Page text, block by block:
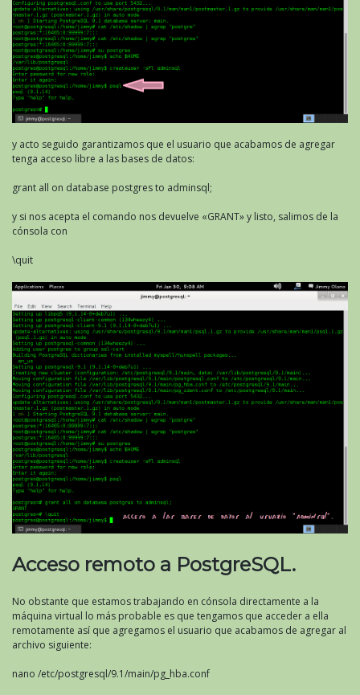
y acto seguido garantizamos que el usuario que acabamos de agregar
tenga acceso libre a las bases de datos:
grant all on database postgres to adminsql;
y si nos acepta el comando nos devuelve «GRANT» y listo, salimos de la
cónsola con
\quit
Acceso remoto a PostgreSQL.
No obstante que estamos trabajando en cónsola directamente a la
máquina virtual lo más probable es que tengamos que acceder a ella
remotamente así que agregamos el usuario que acabamos de agregar al
archivo siguiente:
nano /etc/postgresql/9.1/main/pg_hba.conf